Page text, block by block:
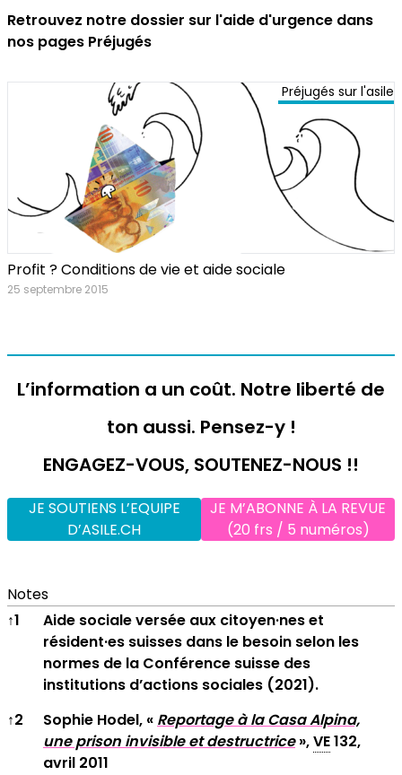
Retrouvez notre dossier sur l'aide d'urgence dans
nos pages Préjugés
Préjugés sur l'asile
Profit ? Conditions de vie et aide sociale
25 septembre 2015
L’information a un coût. Notre liberté de
ton aussi. Pensez-y !
ENGAGEZ-VOUS, SOUTENEZ-NOUS !!
JE SOUTIENS L’EQUIPE
D’ASILE.CH
JE M’ABONNE À LA REVUE
(20 frs / 5 numéros)
Notes
Notes
↑1
Aide sociale versée aux citoyen·nes et
résident·es suisses dans le besoin selon les
normes de la Conférence suisse des
institutions d’actions sociales (2021).
↑2 Sophie Hodel, « Reportage à la Casa Alpina,
une prison invisible et destructrice»,VE132,
avril 2011